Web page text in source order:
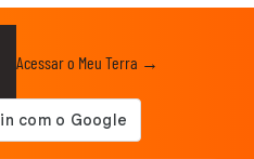
Acessar o Meu Terra →